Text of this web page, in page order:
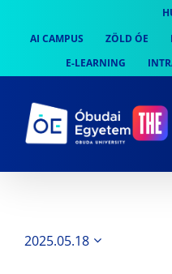
content
AI CAMPUS
ZÖLD ÓE
E-LEARNING
2025.05.18